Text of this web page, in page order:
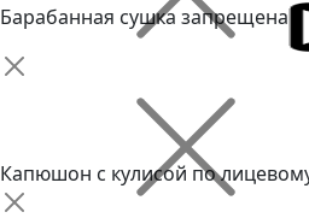
Барабанная сушка запрещена
Капюшон с кулисой по